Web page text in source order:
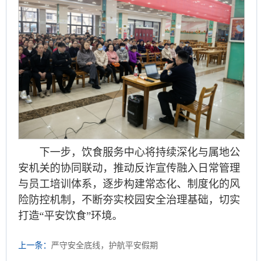
下一步，饮食服务中心将持续深化与属地公
安机关的协同联动，推动反诈宣传融入日常管理
与员工培训体系，逐步构建常态化、制度化的风
险防控机制，不断夯实校园安全治理基础，切实
打造“平安饮食”环境。
上一条： 严守安全底线，护航平安假期